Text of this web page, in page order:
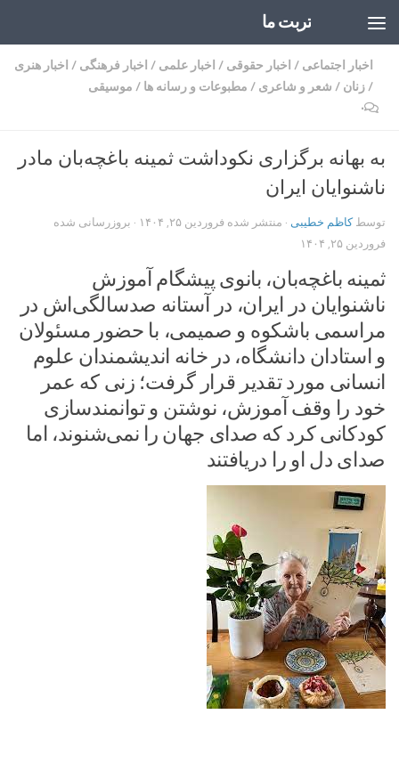
تربت ما
اخبار اجتماعی / اخبار حقوقی / اخبار علمی / اخبار فرهنگی / اخبار هنری
/زنان / شعر و شاعری / مطبوعات و رسانه ها / موسیقی
۰
به بهانه برگزاری نکوداشت ثمینه باغچه‌بان مادر
ناشنوایان ایران
توسطکاظم خطیبی · منتشر شده فروردین ۲۵, ۱۴۰۴
· بروزرسانی شده
فروردین ۲۵, ۱۴۰۴
ثمینه باغچه‌بان، بانوی پیشگام آموزش
ناشنوایان در ایران، در آستانه صدسالگی‌اش در
مراسمی باشکوه و صمیمی، با حضور مسئولان
و استادان دانشگاه، در خانه اندیشمندان علوم
انسانی مورد تقدیر قرار گرفت؛ زنی که عمر
خود را وقف آموزش، نوشتن و توانمندسازی
کودکانی کرد که صدای جهان را نمی‌شنوند، اما
صدای دل او را دریافتند